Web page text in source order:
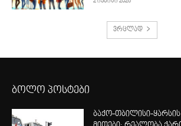
ვრცლად
ბოლო პოსტები
ბაქო-თბილისი-ყარსის